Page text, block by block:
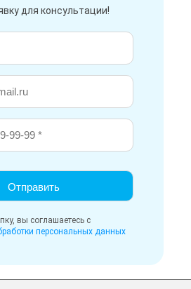
для консультации!
вы соглашаетесь с
персональных данных